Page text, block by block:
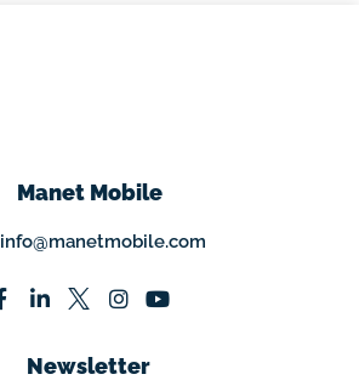
Manet Mobile
info@manetmobile.com
Newsletter